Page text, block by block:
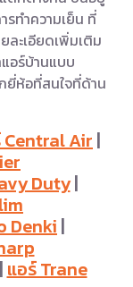
ทำความเย็น ที่
ะเอียดเพิ่มเติม
อร์บ้านแบบ
ยี่ห้อที่สนใจที่ด้าน
Central Air|
Duty|
Denki|
แอร์ Trane